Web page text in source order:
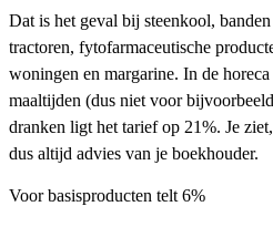
Dat is het geval bij steenkool,
tractoren, fytofarmaceutische
woningen en margarine. In de
maaltijden (dus niet voor
dranken ligt het tarief op 21%. Je
dus altijd advies van je boekhouder.
Voor basisproducten telt 6%